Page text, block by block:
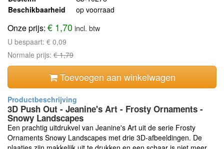
Beschikbaarheid
op voorraad
Onze prijs: € 1,70incl. btw
U bespaart: € 0,09
Normale prijs: € 1,79
Toevoegen aan winkelwagen
3D Push Out - Jeanine's Art - Frosty Ornaments -
Snowy Landscapes
Een prachtig uitdrukvel van Jeanine's Art uit de serie Frosty
Ornaments Snowy Landscapes met drie 3D-afbeeldingen. De